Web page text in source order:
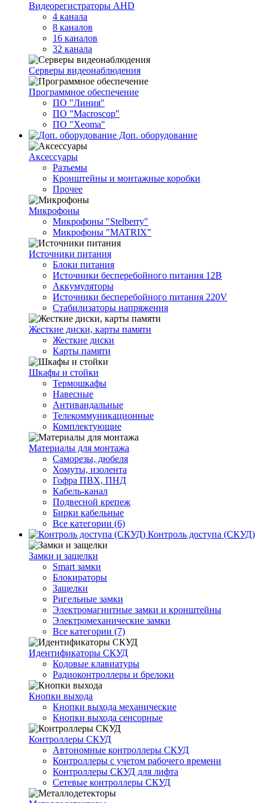
Видеорегистраторы AHD
4 канала
8 каналов
16 каналов
32 канала
Серверы видеонаблюдения
Программное обеспечение
ПО "Линия"
ПО "Macroscop"
ПО "Xeoma"
Доп. оборудование
Аксессуары
Разъемы
Кронштейны и монтажные коробки
Прочее
Микрофоны
Микрофоны "Stelberry"
Микрофоны "MATRIX"
Источники питания
Блоки питания
Источники бесперебойного питания 12В
Аккумуляторы
Источники бесперебойного питания 220V
Стабилизаторы напряжения
Жесткие диски, карты памяти
Жесткие диски
Карты памяти
Шкафы и стойки
Термошкафы
Навесные
Антивандальные
Телекоммуникационные
Комплектующие
Материалы для монтажа
Саморезы, дюбеля
Хомуты, изолента
Гофра ПВХ, ПНД
Кабель-канал
Подвесной крепеж
Бирки кабельные
Все категории (6)
Контроль доступа (СКУД)
Замки и защелки
Smart замки
Блокираторы
Защелки
Ригельные замки
Электромагнитные замки и кронштейны
Электромеханические замки
Все категории (7)
Идентификаторы СКУД
Кодовые клавиатуры
Радиоконтроллеры и брелоки
Кнопки выхода
Кнопки выхода механические
Кнопки выхода сенсорные
Контроллеры СКУД
Автономные контроллеры СКУД
Контроллеры с учетом рабочего времени
Контроллеры СКУД для лифта
Сетевые контроллеры СКУД